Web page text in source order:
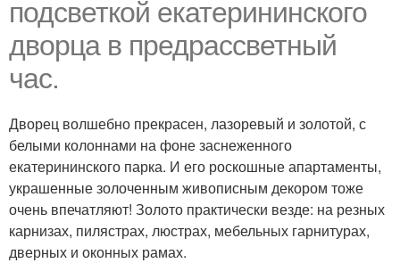
подсветкой екатерининского
дворца в предрассветный
час.
Дворец волшебно прекрасен, лазоревый и золотой, с
белыми колоннами на фоне заснеженного
екатерининского парка. И его роскошные апартаменты,
украшенные золоченным живописным декором тоже
очень впечатляют! Золото практически везде: на резных
карнизах, пилястрах, люстрах, мебельных гарнитурах,
дверных и оконных рамах.